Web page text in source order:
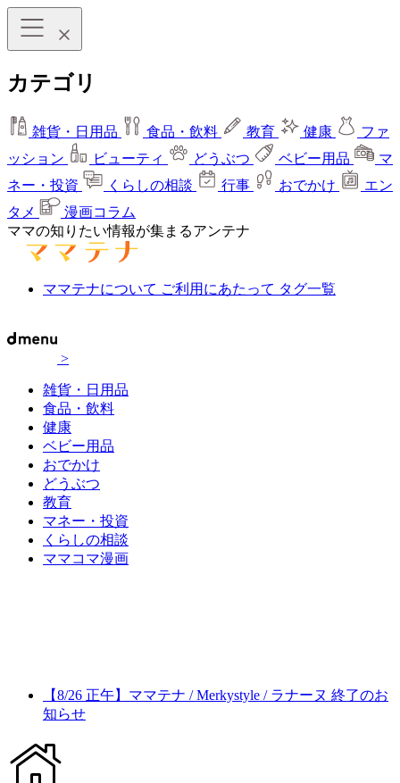
カテゴリ
雑貨・日用品 食品・飲料 教育 健康
ファ
ッション
ビューティ どうぶつ ベビー用品
マ
ネー・投資
くらしの相談 行事 おでかけ
エン
タメ
漫画コラム
ママの知りたい情報が集まるアンテナ
ママテナについて ご利用にあたって タグ一覧
>
雑貨・日用品
食品・飲料
健康
ベビー用品
おでかけ
どうぶつ
教育
マネー・投資
くらしの相談
ママコマ漫画
【8/26 正午】ママテナ / Merkystyle / ラナーヌ 終了のお
知らせ